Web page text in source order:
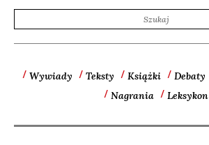
Wywiady Teksty Książki Debaty
Nagrania
Leksykon